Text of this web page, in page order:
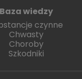
Baza wiedzy
czynne
Chwasty
Choroby
Szkodniki